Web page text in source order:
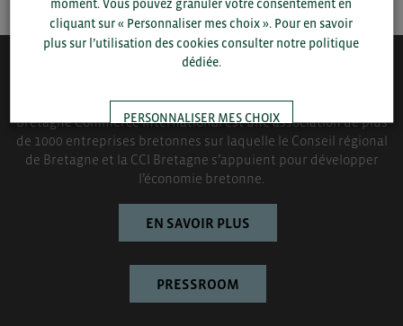
Bretagne Commerce International est une association de plus
de 1000 entreprises bretonnes sur laquelle le Conseil régional
de Bretagne et la CCI Bretagne s’appuient pour développer
l’économie bretonne.
EN SAVOIR PLUS
PRESSROOM
moment. Vous pouvez granuler votre consentement en
cliquant sur « Personnaliser mes choix ». Pour en savoir
plus sur l’utilisation des cookies consulter notre politique
dédiée.
PERSONNALISER MES CHOIX
TOUT ACCEPTER